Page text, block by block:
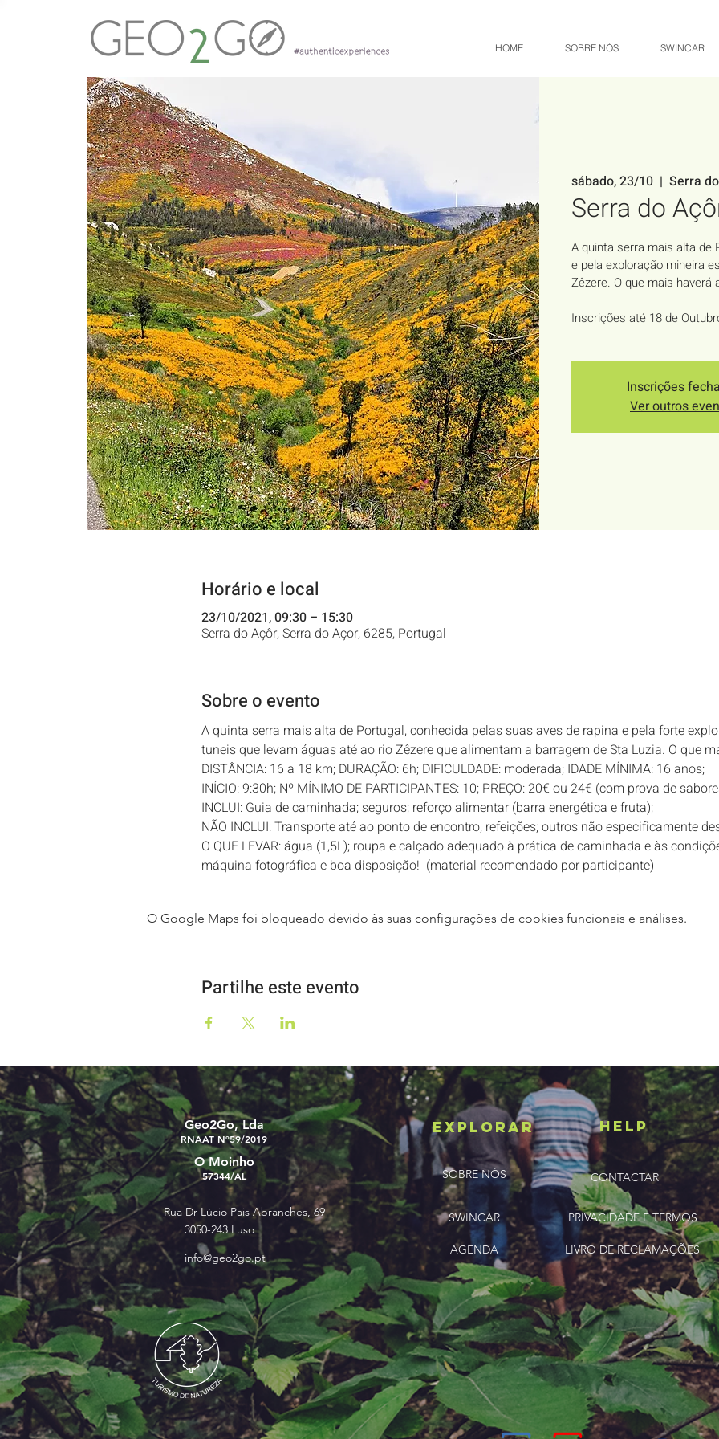
HOME SOBRE NÓS SWINCAR
sábado, 23/10
  |
Serra
Serra do
A quinta serra mais alta de
e pela exploração mineira
Zêzere. O que mais haverá
Inscrições até 18 de
Inscrições
Ver outros
Horário e local
23/10/2021, 09:30 – 15:30
Serra do Açôr, Serra do Açor, 6285, Portugal
Sobre o evento
A quinta serra mais alta de Portugal, conhecida pelas suas aves de rapina e pela forte
tuneis que levam águas até ao rio Zêzere que alimentam a barragem de Sta Luzia. O que
DISTÂNCIA: 16 a 18 km; DURAÇÃO: 6h; DIFICULDADE: moderada; IDADE MÍNIMA: 16 anos;
INÍCIO: 9:30h; Nº MÍNIMO DE PARTICIPANTES: 10; PREÇO: 20€ ou 24€ (com prova de
INCLUI: Guia de caminhada; seguros; reforço alimentar (barra energética e fruta);
NÃO INCLUI: Transporte até ao ponto de encontro; refeições; outros não especificamente
O QUE LEVAR: água (1,5L); roupa e calçado adequado à prática de caminhada e às
máquina fotográfica e boa disposição!  (material recomendado por participante)
O Google Maps foi bloqueado devido às suas configurações de cookies funcionais e análises.
Partilhe este evento
Geo2Go, Lda
RNAAT Nº59/2019
O Moinho
57344/AL
Rua Dr Lúcio Pais Abranches, 69
3050-243 Luso
info@geo2go.pt
ExplorAR HELP
SOBRE NÓS
SWINCAR
AGENDA
CONTACTAR
PRIVACIDADE E TERMOS
LIVRO DE RECLAMAÇÕES